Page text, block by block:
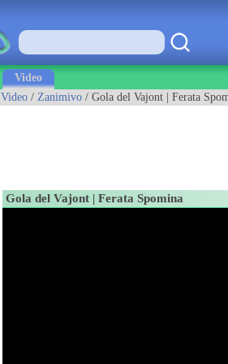
Video
Video / Zanimivo / Gola del Vajont | Ferata
Gola del Vajont | Ferata Spomina